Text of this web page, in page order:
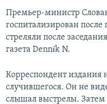
Премьер-министр
госпитализирован
стреляли после
газета Denník N.
Корреспондент издания
случившегося. Он не
слышал выстрелы.